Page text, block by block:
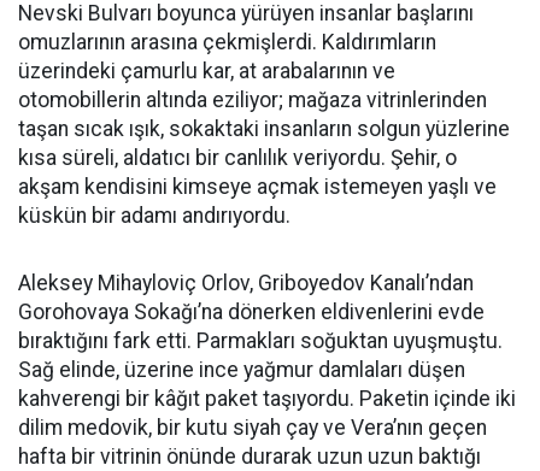
Nevski Bulvarı boyunca yürüyen insanlar başlarını
omuzlarının arasına çekmişlerdi. Kaldırımların
üzerindeki çamurlu kar, at arabalarının ve
otomobillerin altında eziliyor; mağaza vitrinlerinden
taşan sıcak ışık, sokaktaki insanların solgun yüzlerine
kısa süreli, aldatıcı bir canlılık veriyordu. Şehir, o
akşam kendisini kimseye açmak istemeyen yaşlı ve
küskün bir adamı andırıyordu.
Aleksey Mihayloviç Orlov, Griboyedov Kanalı’ndan
Gorohovaya Sokağı’na dönerken eldivenlerini evde
bıraktığını fark etti. Parmakları soğuktan uyuşmuştu.
Sağ elinde, üzerine ince yağmur damlaları düşen
kahverengi bir kâğıt paket taşıyordu. Paketin içinde iki
dilim medovik, bir kutu siyah çay ve Vera’nın geçen
hafta bir vitrinin önünde durarak uzun uzun baktığı